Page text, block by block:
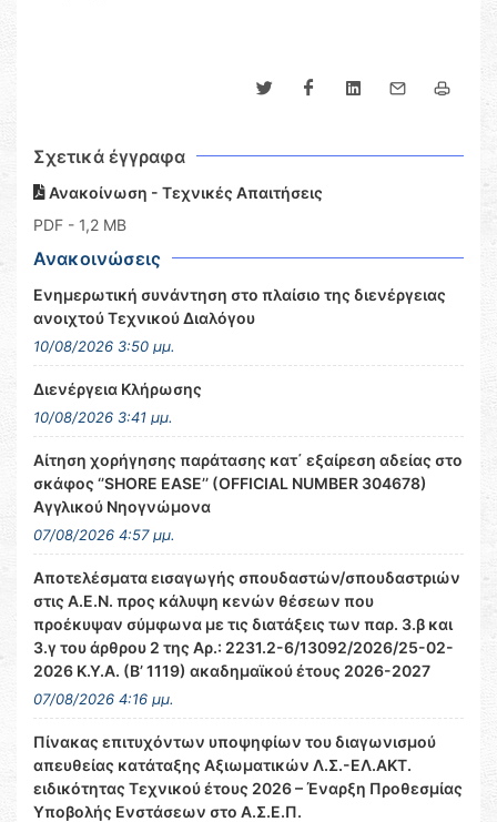
Σχετικά έγγραφα
Ανακοίνωση - Τεχνικές Απαιτήσεις
PDF - 1,2 MB
Ανακοινώσεις
Ενημερωτική συνάντηση στο πλαίσιο της διενέργειας
ανοιχτού Τεχνικού Διαλόγου
10/08/2026 3:50 μμ.
Διενέργεια Κλήρωσης
10/08/2026 3:41 μμ.
Αίτηση χορήγησης παράτασης κατ΄ εξαίρεση αδείας στο
σκάφος ‘’SHORE EASE’’ (OFFICIAL NUMBER 304678)
Αγγλικού Νηογνώμονα
07/08/2026 4:57 μμ.
Αποτελέσματα εισαγωγής σπουδαστών/σπουδαστριών
στις Α.Ε.Ν. προς κάλυψη κενών θέσεων που
προέκυψαν σύμφωνα με τις διατάξεις των παρ. 3.β και
3.γ του άρθρου 2 της Αρ.: 2231.2-6/13092/2026/25-02-
2026 Κ.Υ.Α. (Β’ 1119) ακαδημαϊκού έτους 2026-2027
07/08/2026 4:16 μμ.
Πίνακας επιτυχόντων υποψηφίων του διαγωνισμού
απευθείας κατάταξης Αξιωματικών Λ.Σ.-ΕΛ.ΑΚΤ.
ειδικότητας Τεχνικού έτους 2026 – Έναρξη Προθεσμίας
Υποβολής Ενστάσεων στο Α.Σ.Ε.Π.